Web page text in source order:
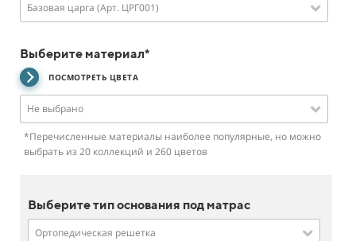
Базовая царга (Арт. ЦРГ001)
Выберите материал*
ПОСМОТРЕТЬ ЦВЕТА
Не выбрано
*Перечисленные материалы наиболее популярные, но можно
выбрать из 20 коллекций и 260 цветов
Выберите тип основания под матрас
Ортопедическая решетка